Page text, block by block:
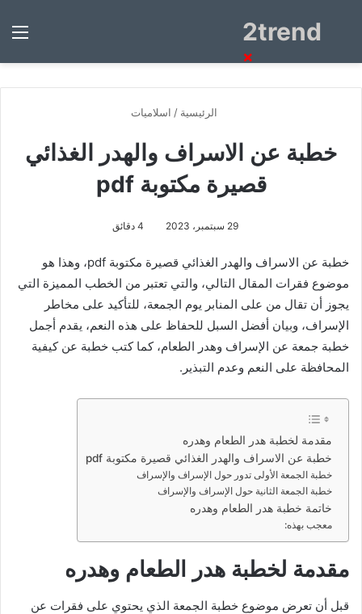
2trendبحث
الرئيسية / اسلاميات
خطبة عن الاسراف والهدر الغذائي
قصيرة مكتوبة pdf
29 سبتمبر، 2023
خطبة عن الاسراف والهدر الغذائي قصيرة مكتوبة pdf،
وهذا هو
موضوع فقرات المقال التالي، والتي تعتبر من الخطب المميزة التي
يجوز أن تقال من على المنابر يوم الجمعة، للتأكيد على مخاطر
الإسراف، وبيان أفضل السبل للحفاظ على هذه النعم، يقدم أجمل
خطبة جمعة عن الإسراف وهدر الطعام، كما كتب خطبة عن كيفية
المحافظة على النعم وعدم التبذير.
مقدمة لخطبة هدر الطعام وهدره
خطبة عن الاسراف والهدر الغذائي قصيرة مكتوبة pdf
خطبة الجمعة الأولى تدور حول الإسراف والإسراف
خطبة الجمعة الثانية حول الإسراف والإسراف
خاتمة خطبة هدر الطعام وهدره
معجب بهذه:
مقدمة لخطبة هدر الطعام وهدره
قبل أن تعرض موضوع خطبة الجمعة الذي يحتوي على فقرات عن
×